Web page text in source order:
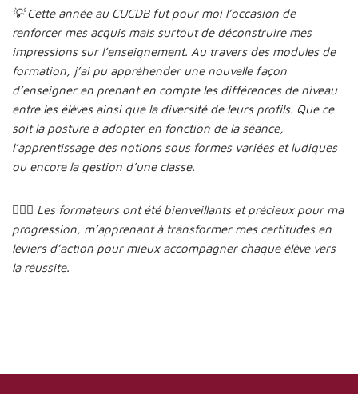
💡 Cette année au CUCDB fut pour moi l’occasion de
renforcer mes acquis mais surtout de déconstruire mes
impressions sur l’enseignement. Au travers des modules de
formation, j’ai pu appréhender une nouvelle façon
d’enseigner en prenant en compte les différences de niveau
entre les élèves ainsi que la diversité de leurs profils. Que ce
soit la posture à adopter en fonction de la séance,
l’apprentissage des notions sous formes variées et ludiques
ou encore la gestion d’une classe.
👨‍❤️‍👨 Les formateurs ont été bienveillants et précieux pour ma
progression, m’apprenant à transformer mes certitudes en
leviers d’action pour mieux accompagner chaque élève vers
la réussite.